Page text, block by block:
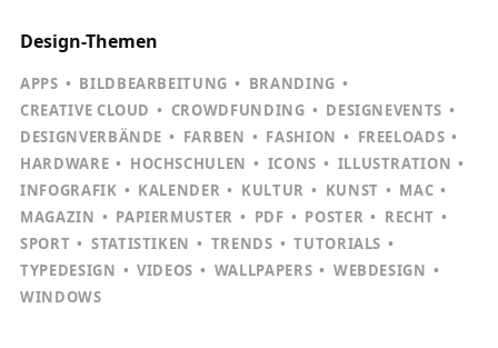
Design-Themen
APPS BILDBEARBEITUNG
BRANDING
CREATIVE CLOUD
CROWDFUNDING
DESIGNEVENTS
DESIGNVERBÄNDE
FARBEN FASHION
FREELOADS
HARDWARE
HOCHSCHULEN ICONS
ILLUSTRATION
INFOGRAFIK
KALENDER KULTUR KUNST
MAC
MAGAZIN
PAPIERMUSTER PDF POSTER
RECHT
SPORT
STATISTIKEN TRENDS
TUTORIALS
TYPEDESIGN
VIDEOS WALLPAPERS
WEBDESIGN
WINDOWS